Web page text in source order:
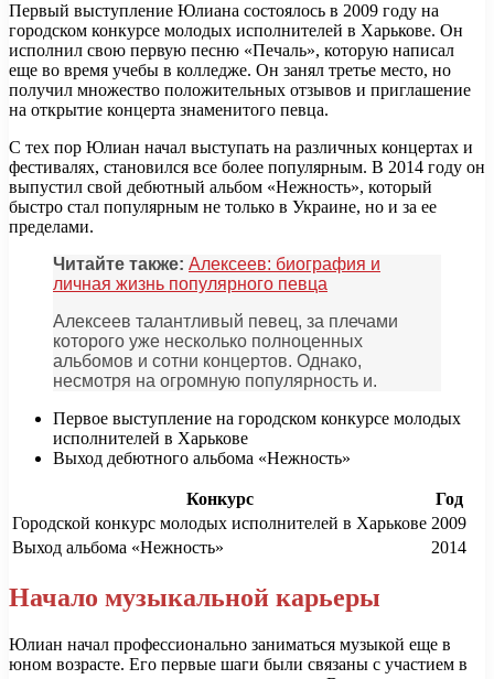
Первый выступление Юлиана состоялось в 2009 году на
городском конкурсе молодых исполнителей в Харькове. Он
исполнил свою первую песню «Печаль», которую написал
еще во время учебы в колледже. Он занял третье место, но
получил множество положительных отзывов и приглашение
на открытие концерта знаменитого певца.
С тех пор Юлиан начал выступать на различных концертах и
фестивалях, становился все более популярным. В 2014 году он
выпустил свой дебютный альбом «Нежность», который
быстро стал популярным не только в Украине, но и за ее
пределами.
Читайте также: Алексеев: биография и
личная жизнь популярного певца
Алексеев талантливый певец, за плечами
которого уже несколько полноценных
альбомов и сотни концертов. Однако,
несмотря на огромную популярность и.
Первое выступление на городском конкурсе молодых
исполнителей в Харькове
Выход дебютного альбома «Нежность»
Конкурс
Год
Городской конкурс молодых исполнителей в Харькове 2009
Выход альбома «Нежность»
2014
Начало музыкальной карьеры
Юлиан начал профессионально заниматься музыкой еще в
юном возрасте. Его первые шаги были связаны с участием в